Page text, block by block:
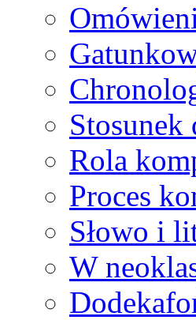
Stosunek
Rola
Proces
Słowo i
W